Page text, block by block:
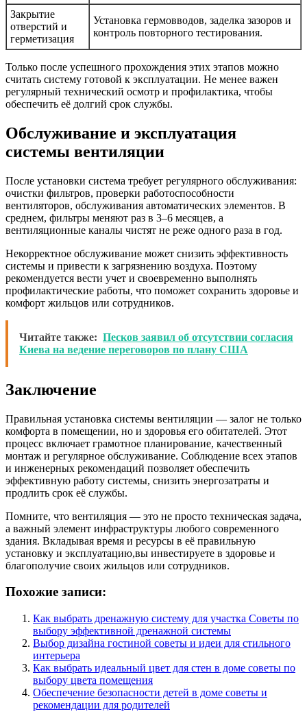
Закрытие
отверстий и
герметизация
Установка гермовводов, заделка зазоров и
контроль повторного тестирования.
Только после успешного прохождения этих этапов можно
считать систему готовой к эксплуатации. Не менее важен
регулярный технический осмотр и профилактика, чтобы
обеспечить её долгий срок службы.
Обслуживание и эксплуатация
системы вентиляции
После установки система требует регулярного обслуживания:
очистки фильтров, проверки работоспособности
вентиляторов, обслуживания автоматических элементов. В
среднем, фильтры меняют раз в 3–6 месяцев, а
вентиляционные каналы чистят не реже одного раза в год.
Некорректное обслуживание может снизить эффективность
системы и привести к загрязнению воздуха. Поэтому
рекомендуется вести учет и своевременно выполнять
профилактические работы, что поможет сохранить здоровье и
комфорт жильцов или сотрудников.
Читайте также: Песков заявил об отсутствии согласия
Киева на ведение переговоров по плану США
Заключение
Правильная установка системы вентиляции — залог не только
комфорта в помещении, но и здоровья его обитателей. Этот
процесс включает грамотное планирование, качественный
монтаж и регулярное обслуживание. Соблюдение всех этапов
и инженерных рекомендаций позволяет обеспечить
эффективную работу системы, снизить энергозатраты и
продлить срок её службы.
Помните, что вентиляция — это не просто техническая задача,
а важный элемент инфраструктуры любого современного
здания. Вкладывая время и ресурсы в её правильную
установку и эксплуатацию,вы инвестируете в здоровье и
благополучие своих жильцов или сотрудников.
Похожие записи:
Как выбрать дренажную систему для участка Советы по
выбору эффективной дренажной системы
Выбор дизайна гостиной советы и идеи для стильного
интерьера
Как выбрать идеальный цвет для стен в доме советы по
выбору цвета помещения
Обеспечение безопасности детей в доме советы и
рекомендации для родителей